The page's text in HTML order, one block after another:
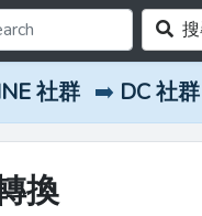
社群 ➡️ DC 社群
換